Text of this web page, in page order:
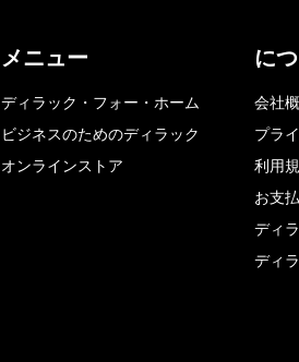
メニュー
ディラック・フォー・ホーム
ビジネスのためのディラック
オンラインストア
に
会社
プラ
利用
お支
ディ
ディ